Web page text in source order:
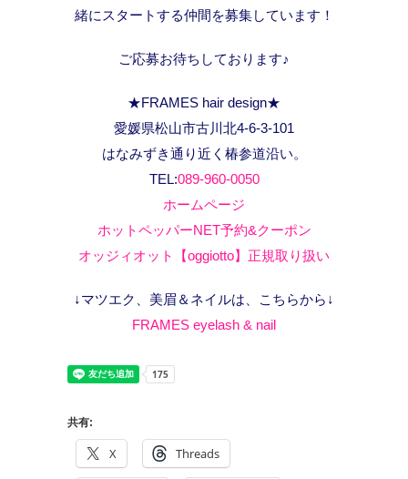
緒にスタートする仲間を募集しています！
ご応募お待ちしております♪
★FRAMES hair design★
愛媛県松山市古川北4-6-3-101
はなみずき通り近く椿参道沿い。
TEL:089-960-0050
ホームページ
ホットペッパーNET予約&クーポン
オッジィオット【oggiotto】正規取り扱い
↓マツエク、美眉＆ネイルは、こちらから↓
FRAMES eyelash & nail
共有:
X Threads